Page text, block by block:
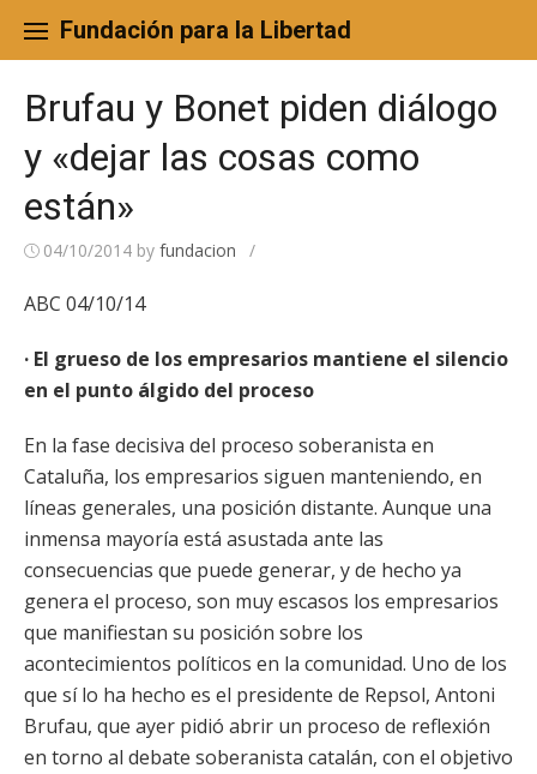
content
Fundación para la Libertad
Brufau y Bonet piden diálogo
y «dejar las cosas como
están»
04/10/2014 by fundacion /
ABC 04/10/14
· El grueso de los empresarios mantiene el silencio
en el punto álgido del proceso
En la fase decisiva del proceso soberanista en
Cataluña, los empresarios siguen manteniendo, en
líneas generales, una posición distante. Aunque una
inmensa mayoría está asustada ante las
consecuencias que puede generar, y de hecho ya
genera el proceso, son muy escasos los empresarios
que manifiestan su posición sobre los
acontecimientos políticos en la comunidad. Uno de los
que sí lo ha hecho es el presidente de Repsol, Antoni
Brufau, que ayer pidió abrir un proceso de reflexión
en torno al debate soberanista catalán, con el objetivo